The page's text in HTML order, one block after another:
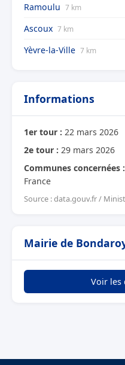
Ramoulu 7 km
Ascoux 7 km
Yèvre-la-Ville 7 km
Informations
1er tour : 22 mars 2026
2e tour : 29 mars 2026
Communes concernées :
France
Source : data.gouv.fr /
Mairie de
Voir les